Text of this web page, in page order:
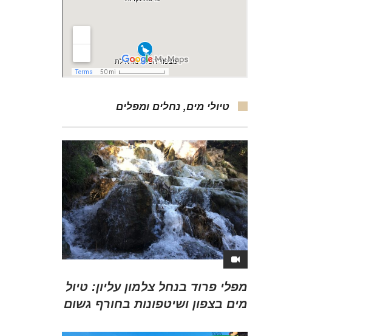
טיולי מים, נחלים ומפלים
מפלי פרוד בנחל צלמון עליון: טיול
מים בצפון ושיטפונות בחורף גשום